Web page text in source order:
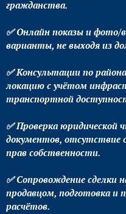
гражданства.
✅ Онлайн показы и
варианты, не выходя из
✅ Консультации по
локацию с учётом
транспортной
✅ Проверка юридической
документов, отсутствие
прав собственности.
✅ Сопровождение сделки
продавцом, подготовка и
расчётов.